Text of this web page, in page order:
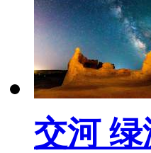
交河